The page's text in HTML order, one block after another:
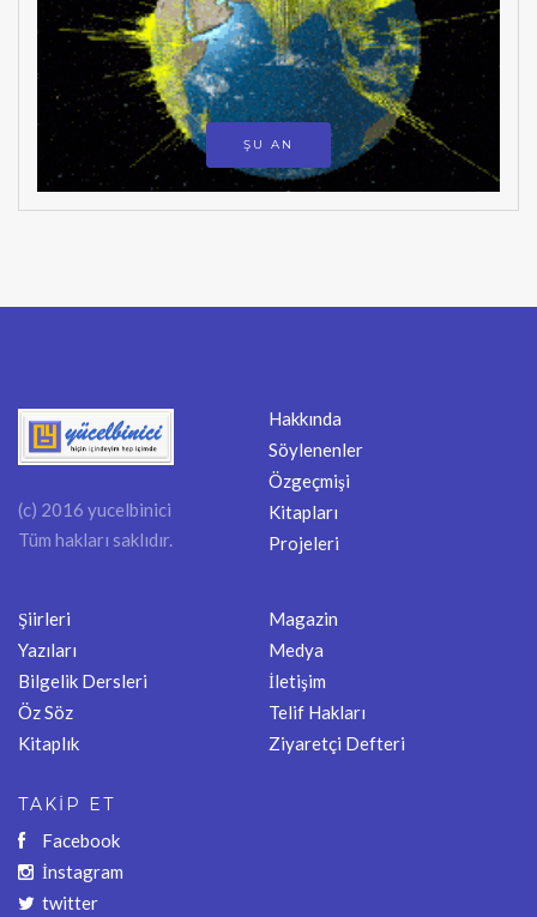
ŞU AN
(c) 2016 yucelbinici
Tüm hakları saklıdır.
Hakkında
Söylenenler
Özgeçmişi
Kitapları
Projeleri
Şiirleri
Yazıları
Bilgelik Dersleri
Öz Söz
Kitaplık
Magazin
Medya
İletişim
Telif Hakları
Ziyaretçi Defteri
TAKİP ET
Facebook
İnstagram
twitter